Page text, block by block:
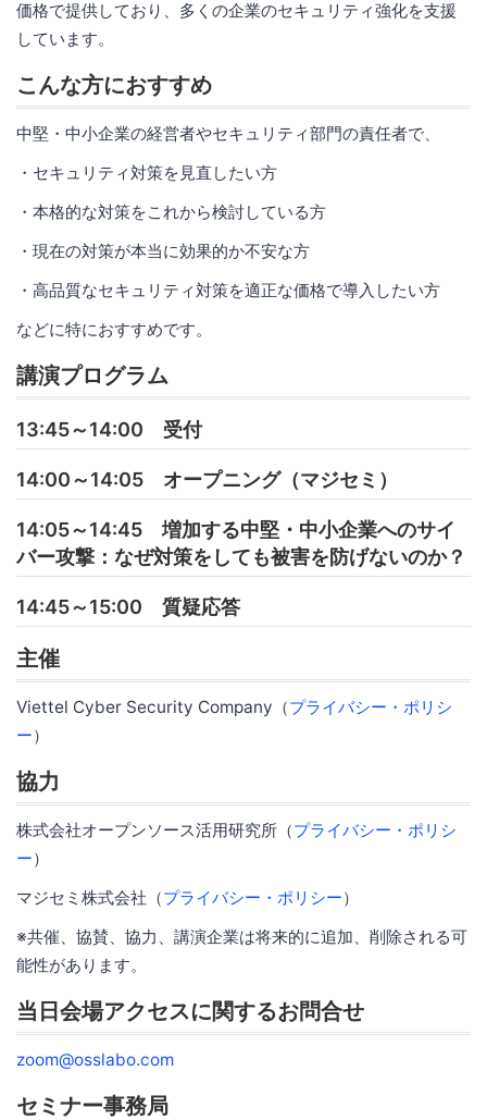
価格で提供しており、多くの企業のセキュリティ強化を支援
しています。
こんな方におすすめ
中堅・中小企業の経営者やセキュリティ部門の責任者で、
・セキュリティ対策を見直したい方
・本格的な対策をこれから検討している方
・現在の対策が本当に効果的か不安な方
・高品質なセキュリティ対策を適正な価格で導入したい方
などに特におすすめです。
講演プログラム
13:45～14:00 受付
14:00～14:05 オープニング（マジセミ）
14:05～14:45 増加する中堅・中小企業へのサイ
バー攻撃：なぜ対策をしても被害を防げないのか？
14:45～15:00 質疑応答
主催
Viettel Cyber Security Company（プライバシー・ポリシ
ー）
協力
株式会社オープンソース活用研究所（プライバシー・ポリシ
ー）
マジセミ株式会社（プライバシー・ポリシー）
※共催、協賛、協力、講演企業は将来的に追加、削除される可
能性があります。
当日会場アクセスに関するお問合せ
zoom@osslabo.com
セミナー事務局